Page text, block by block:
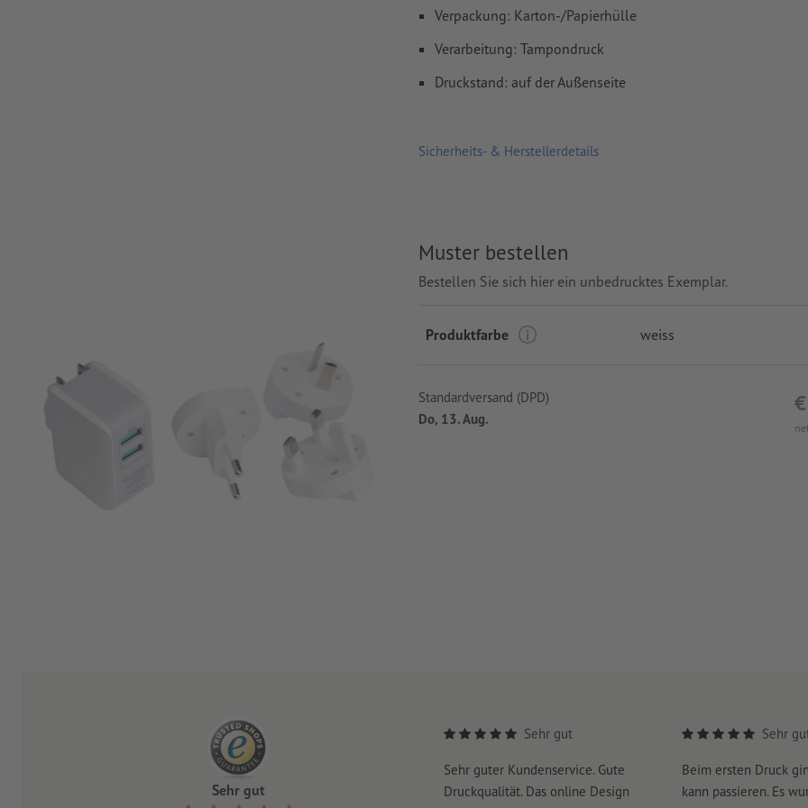
Verpackung: Karton-/Papierhülle
Verarbeitung: Tampondruck
Druckstand: auf der Außenseite
Sicherheits- & Herstellerdetails
Muster bestellen
Bestellen Sie sich hier ein unbedrucktes Exemplar.
Produktfarbe weiss
Standardversand (DPD)
Do, 13. Aug.
Sehr gut
Sehr gut
Sehr guter Kundenservice. Gute
Druckqualität. Das online Design
Sehr
Beim ersten Druck
kann passieren. Es